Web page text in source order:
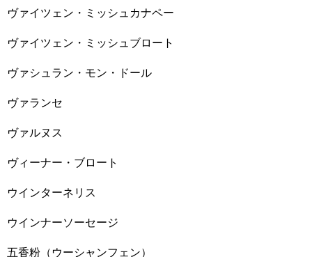
ヴァイツェン・ミッシュカナペー
ヴァイツェン・ミッシュブロート
ヴァシュラン・モン・ドール
ヴァランセ
ヴァルヌス
ヴィーナー・ブロート
ウインターネリス
ウインナーソーセージ
五香粉（ウーシャンフェン）